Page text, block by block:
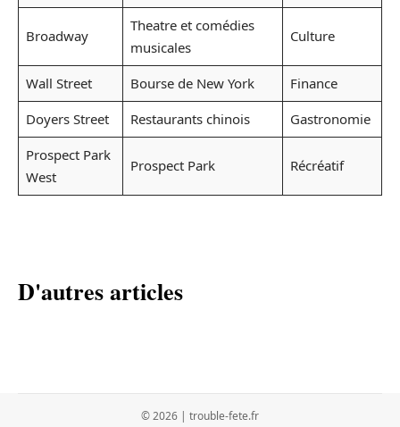
Broadway
Theatre et comédies
musicales
Culture
Wall Street Bourse de New York
Finance
Doyers Street
Restaurants chinois
Gastronomie
Prospect Park
West
Prospect Park Récréatif
D'autres articles
© 2026 | trouble-fete.fr